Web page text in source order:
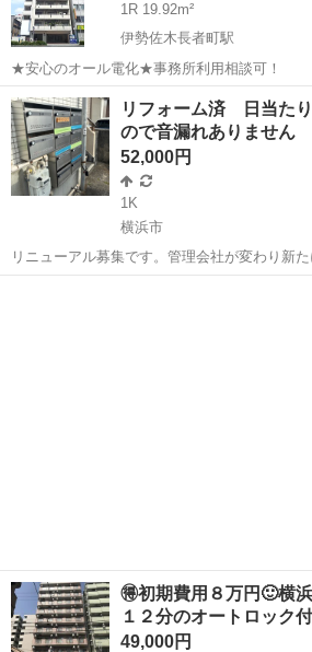
1R 19.92m²
伊勢佐木長者町駅
★安心のオール電化★事務所利用相談可！
神奈川 横浜市 伊勢佐木長者町駅
リフォーム済 日当た
ので音漏れありませ
52,000円
1K
横浜市
リニューアル募集です。管理会社が変わり新
ターホンや照明器具 室内物干しなど至れり
🉐初期費用８万円🙂横
１２分のオートロック
49,000円